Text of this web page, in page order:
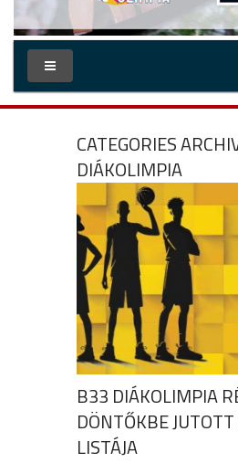
CATEGORIES
DIÁKOLIMPIA
B33 DIÁKOLIMPIA
DÖNTŐKBE
LISTÁJA